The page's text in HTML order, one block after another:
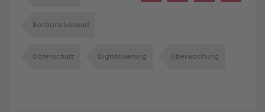
Barbara Lavaud
Datenschutz Digitalisierung Überwachung